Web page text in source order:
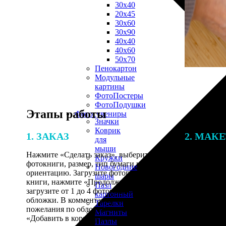
30х40
20х45
30х60
30х90
40х40
40х60
50х70
Пенокартон
Модульные
картины
ФотоПостеры
ФотоПодушки
Фотоcувениры
Значки
Коврик
для
мыши
Кружки
Новогодние
шары
Пазл
картонный
Тарелки
Магниты
Пазлы
Этапы работы
1. ЗАКАЗ
Нажмите «Сделать заказ», выберите тип
фотокниги, размер, тип бумаги и
ориентацию. Загрузите фотографии для
книги, нажмите «Продолжить» и
загрузите от 1 до 4 фотографий для
обложки. В комментарии оставьте свои
пожелания по обложке, нажмите
«Добавить в корзину».
2.